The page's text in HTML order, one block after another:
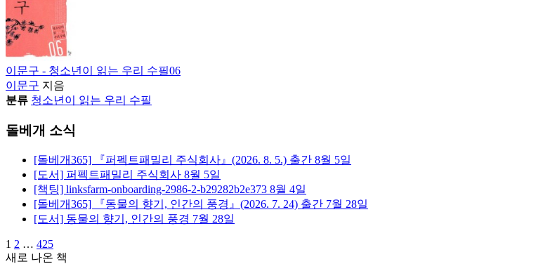
이문구 - 청소년이 읽는 우리 수필06
이문구 지음
분류 청소년이 읽는 우리 수필
돌베개 소식
[돌베개365] 『퍼펙트패밀리 주식회사』(2026. 8. 5.) 출간 8월 5일
[도서] 퍼펙트패밀리 주식회사 8월 5일
[책팅] linksfarm-onboarding-2986-2-b29282b2e373 8월 4일
[돌베개365] 『동물의 향기, 인간의 풍경』(2026. 7. 24) 출간 7월 28일
[도서] 동물의 향기, 인간의 풍경 7월 28일
1 2 … 425
새로 나온 책